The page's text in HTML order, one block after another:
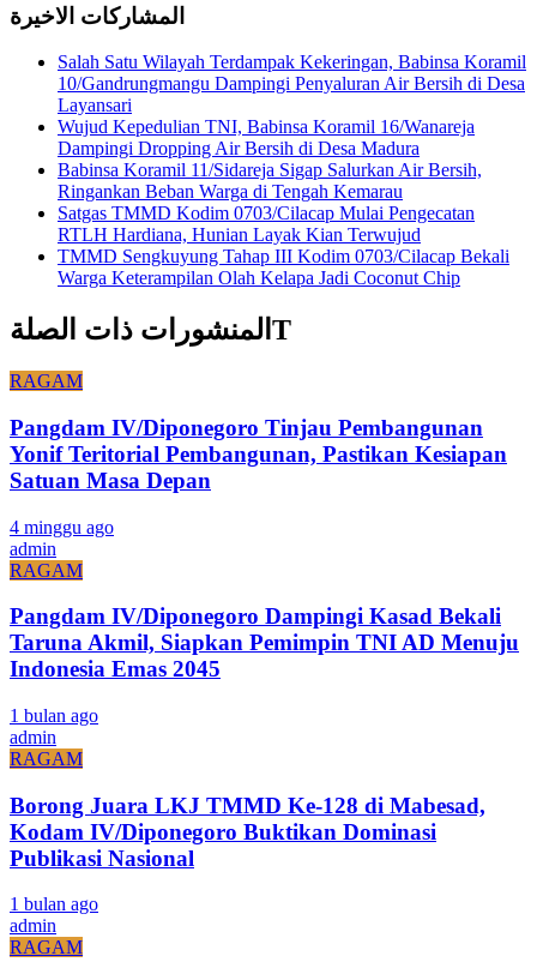
المشاركات الاخيرة
Salah Satu Wilayah Terdampak Kekeringan, Babinsa Koramil
10/Gandrungmangu Dampingi Penyaluran Air Bersih di Desa
Layansari
Wujud Kepedulian TNI, Babinsa Koramil 16/Wanareja
Dampingi Dropping Air Bersih di Desa Madura
Babinsa Koramil 11/Sidareja Sigap Salurkan Air Bersih,
Ringankan Beban Warga di Tengah Kemarau
Satgas TMMD Kodim 0703/Cilacap Mulai Pengecatan
RTLH Hardiana, Hunian Layak Kian Terwujud
TMMD Sengkuyung Tahap III Kodim 0703/Cilacap Bekali
Warga Keterampilan Olah Kelapa Jadi Coconut Chip
المنشورات ذات الصلةT
RAGAM
Pangdam IV/Diponegoro Tinjau Pembangunan
Yonif Teritorial Pembangunan, Pastikan Kesiapan
Satuan Masa Depan
4 minggu ago
admin
RAGAM
Pangdam IV/Diponegoro Dampingi Kasad Bekali
Taruna Akmil, Siapkan Pemimpin TNI AD Menuju
Indonesia Emas 2045
1 bulan ago
admin
RAGAM
Borong Juara LKJ TMMD Ke-128 di Mabesad,
Kodam IV/Diponegoro Buktikan Dominasi
Publikasi Nasional
1 bulan ago
admin
RAGAM